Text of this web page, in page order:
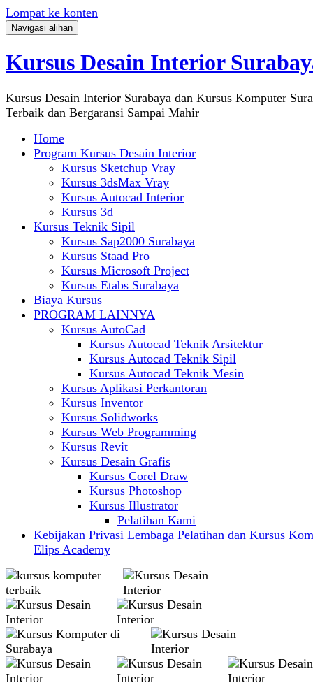
Lompat ke konten
Navigasi alihan
Kursus Desain Interior
Kursus Desain Interior Surabaya dan Kursus Komputer
Terbaik dan Bergaransi Sampai Mahir
Home
Program Kursus Desain Interior
Kursus Sketchup Vray
Kursus 3dsMax Vray
Kursus Autocad Interior
Kursus 3d
Kursus Teknik Sipil
Kursus Sap2000 Surabaya
Kursus Staad Pro
Kursus Microsoft Project
Kursus Etabs Surabaya
Biaya Kursus
PROGRAM LAINNYA
Kursus AutoCad
Kursus Autocad Teknik Arsitektur
Kursus Autocad Teknik Sipil
Kursus Autocad Teknik Mesin
Kursus Aplikasi Perkantoran
Kursus Inventor
Kursus Solidworks
Kursus Web Programming
Kursus Revit
Kursus Desain Grafis
Kursus Corel Draw
Kursus Photoshop
Kursus Illustrator
Pelatihan Kami
Kebijakan Privasi Lembaga Pelatihan dan Kursus
Elips Academy